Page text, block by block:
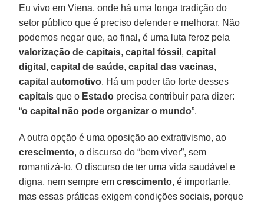
Eu vivo em Viena, onde há uma longa tradição do
setor público que é preciso defender e melhorar. Não
podemos negar que, ao final, é uma luta feroz pela
valorização de capitais,capital fóssil ,capital
digital ,capital de saúde,capital das vacinas,
capital automotivo. Há um poder tão forte desses
capitais que o Estado precisa contribuir para dizer:
“o capital não pode organizar o mundo”.
A outra opção é uma oposição ao extrativismo, ao
crescimento, o discurso do “bem viver”, sem
romantizá-lo. O discurso de ter uma vida saudável e
digna, nem sempre emcrescimento, é importante,
mas essas práticas exigem condições sociais, porque